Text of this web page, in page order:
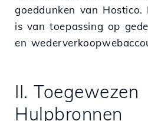
goeddunken van Hostico.
is van toepassing op
en
II. Toegewezen
Hulpbronnen